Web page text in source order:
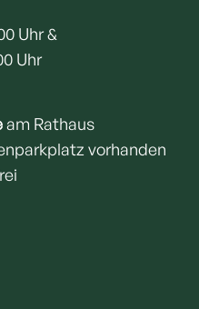
Uhr &
Uhr
am Rathaus
vorhanden